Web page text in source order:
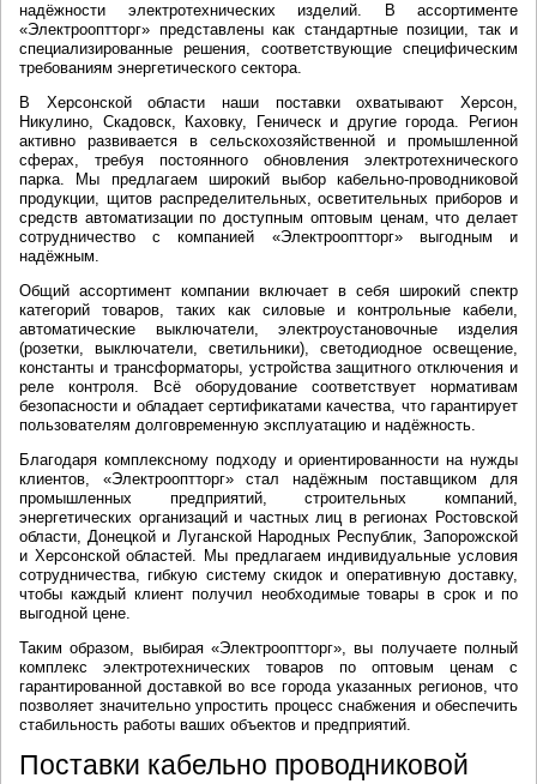
надёжности электротехнических изделий. В ассортименте
«Электрооптторг» представлены как стандартные позиции, так и
специализированные решения, соответствующие специфическим
требованиям энергетического сектора.
В Херсонской области наши поставки охватывают Херсон,
Никулино, Скадовск, Каховку, Геническ и другие города. Регион
активно развивается в сельскохозяйственной и промышленной
сферах, требуя постоянного обновления электротехнического
парка. Мы предлагаем широкий выбор кабельно-проводниковой
продукции, щитов распределительных, осветительных приборов и
средств автоматизации по доступным оптовым ценам, что делает
сотрудничество с компанией «Электрооптторг» выгодным и
надёжным.
Общий ассортимент компании включает в себя широкий спектр
категорий товаров, таких как силовые и контрольные кабели,
автоматические выключатели, электроустановочные изделия
(розетки, выключатели, светильники), светодиодное освещение,
константы и трансформаторы, устройства защитного отключения и
реле контроля. Всё оборудование соответствует нормативам
безопасности и обладает сертификатами качества, что гарантирует
пользователям долговременную эксплуатацию и надёжность.
Благодаря комплексному подходу и ориентированности на нужды
клиентов, «Электрооптторг» стал надёжным поставщиком для
промышленных предприятий, строительных компаний,
энергетических организаций и частных лиц в регионах Ростовской
области, Донецкой и Луганской Народных Республик, Запорожской
и Херсонской областей. Мы предлагаем индивидуальные условия
сотрудничества, гибкую систему скидок и оперативную доставку,
чтобы каждый клиент получил необходимые товары в срок и по
выгодной цене.
Таким образом, выбирая «Электрооптторг», вы получаете полный
комплекс электротехнических товаров по оптовым ценам с
гарантированной доставкой во все города указанных регионов, что
позволяет значительно упростить процесс снабжения и обеспечить
стабильность работы ваших объектов и предприятий.
Поставки кабельно проводниковой